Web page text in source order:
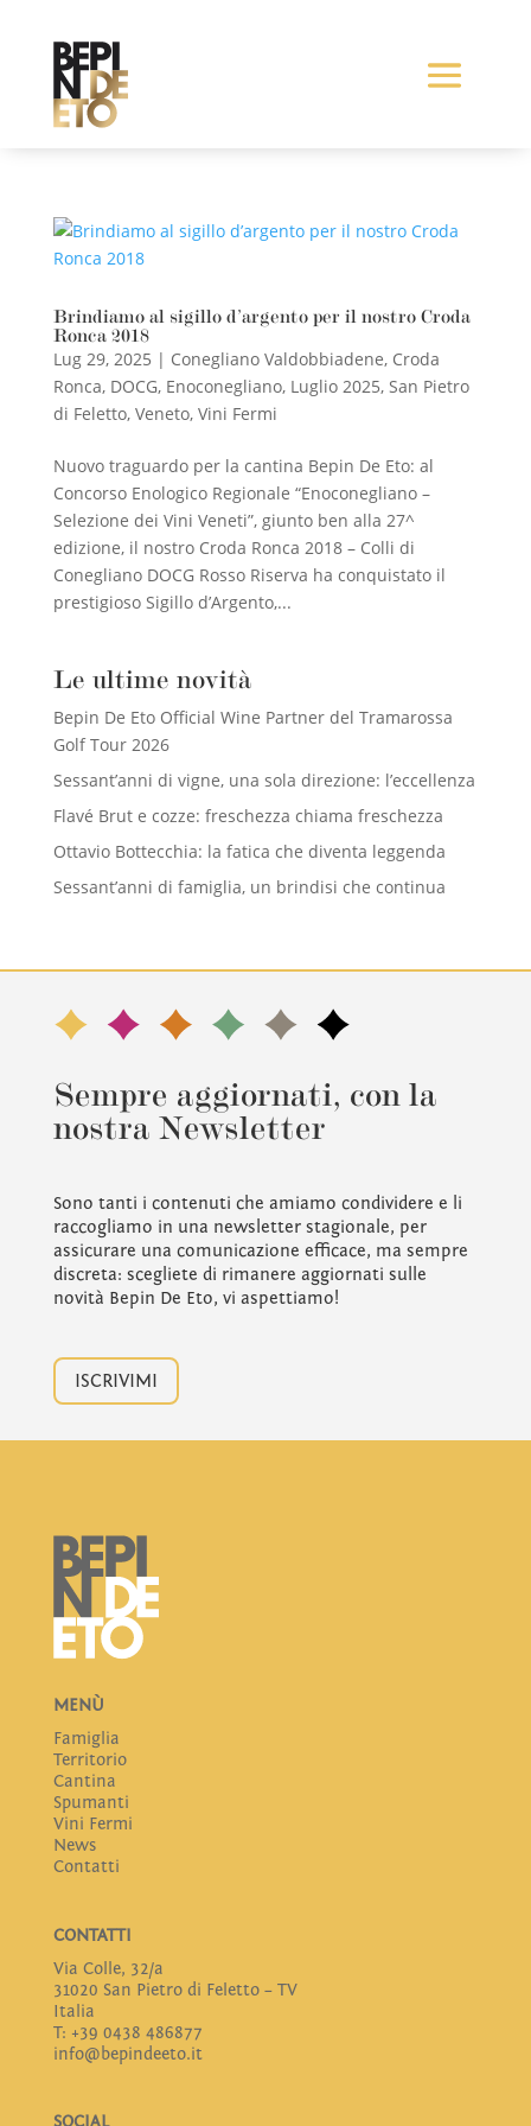
Brindiamo al sigillo d’argento per il nostro Croda
Ronca 2018
Lug 29, 2025 | Conegliano Valdobbiadene, Croda
Ronca, DOCG, Enoconegliano, Luglio 2025, San Pietro
di Feletto, Veneto, Vini Fermi
Nuovo traguardo per la cantina Bepin De Eto: al
Concorso Enologico Regionale “Enoconegliano –
Selezione dei Vini Veneti”, giunto ben alla 27^
edizione, il nostro Croda Ronca 2018 – Colli di
Conegliano DOCG Rosso Riserva ha conquistato il
prestigioso Sigillo d’Argento,...
Le ultime novità
Bepin De Eto Official Wine Partner del Tramarossa
Golf Tour 2026
Sessant’anni di vigne, una sola direzione: l’eccellenza
Flavé Brut e cozze: freschezza chiama freschezza
Ottavio Bottecchia: la fatica che diventa leggenda
Sessant’anni di famiglia, un brindisi che continua
Sempre aggiornati, con la
nostra Newsletter
Sono tanti i contenuti che amiamo condividere e li
raccogliamo in una newsletter stagionale, per
assicurare una comunicazione efficace, ma sempre
discreta: scegliete di rimanere aggiornati sulle
novità Bepin De Eto, vi aspettiamo!
ISCRIVIMI
MENÙ
Famiglia
Territorio
Cantina
Spumanti
Vini Fermi
News
Contatti
CONTATTI
Via Colle, 32/a
31020 San Pietro di Feletto – TV
Italia
T: +39 0438 486877
info@bepindeeto.it
SOCIAL